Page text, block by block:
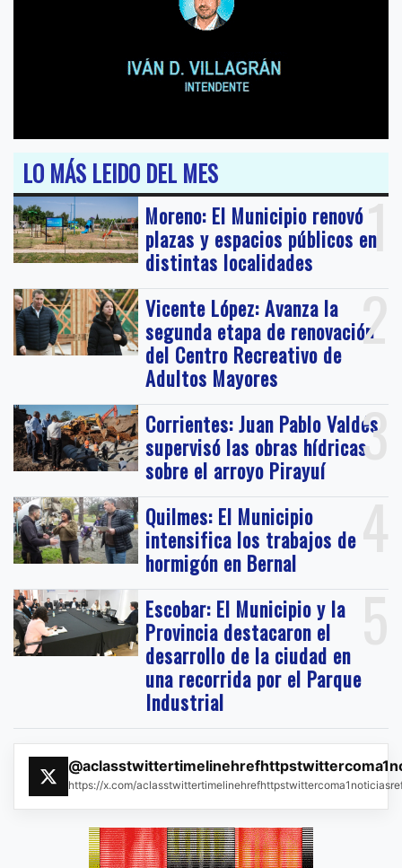
LO MÁS LEIDO DEL MES
1
Moreno: El Municipio renovó
plazas y espacios públicos en
distintas localidades
2
Vicente López: Avanza la
segunda etapa de renovación
del Centro Recreativo de
Adultos Mayores
3
Corrientes: Juan Pablo Valdés
supervisó las obras hídricas
sobre el arroyo Pirayuí
4
Quilmes: El Municipio
intensifica los trabajos de
hormigón en Bernal
5
Escobar: El Municipio y la
Provincia destacaron el
desarrollo de la ciudad en
una recorrida por el Parque
Industrial
https://x.com/